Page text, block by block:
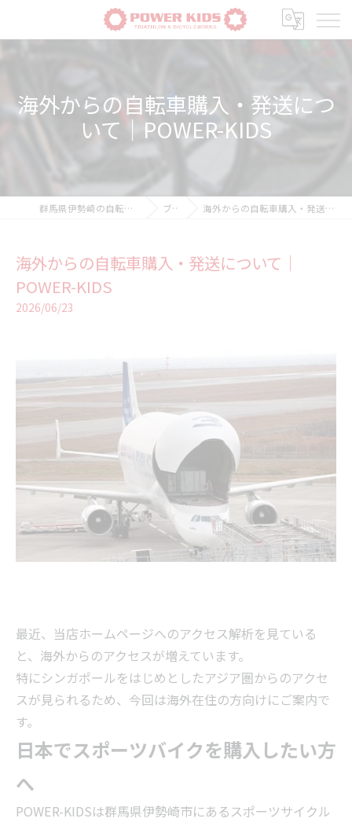
海外からの自転車購入・発送につ
いて｜POWER-KIDS
群馬県伊勢崎の自転車ならPOWER-KIDS ブログ 海外からの自転車購入・発送について｜POWER-KIDS
海外からの自転車購入・発送について｜
POWER-KIDS
2026/06/23
最近、当店ホームページへのアクセス解析を見ている
と、海外からのアクセスが増えています。
特にシンガポールをはじめとしたアジア圏からのアクセ
スが見られるため、今回は海外在住の方向けにご案内で
す。
日本でスポーツバイクを購入したい方
へ
POWER-KIDSは群馬県伊勢崎市にあるスポーツサイクル